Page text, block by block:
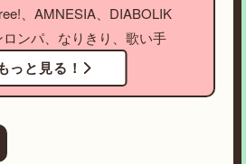
、AMNESIA、DIABOLIK
ンパ、なりきり、歌い手
っと見る！